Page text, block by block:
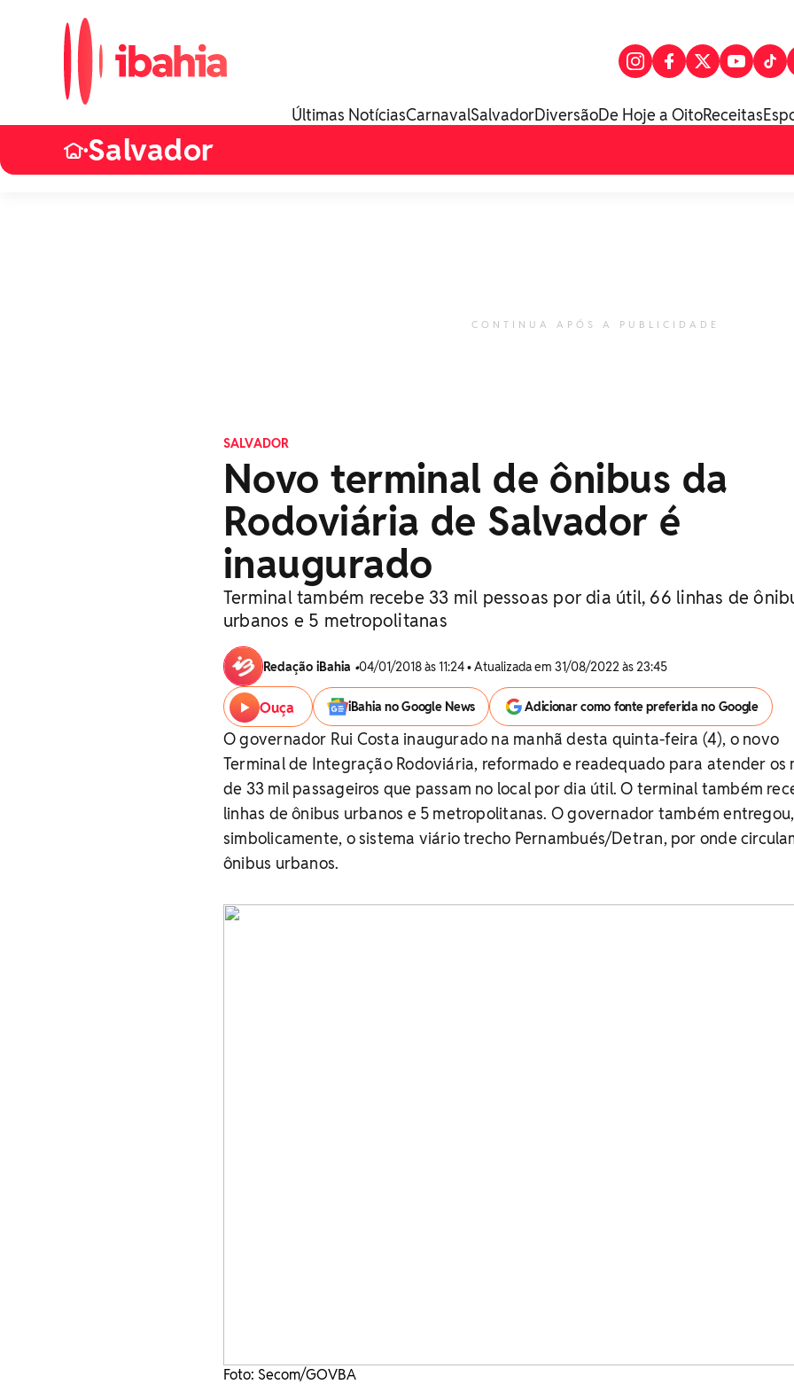
Últimas NotíciasCarnavalSalvadorDiversãoDe Hoje a OitoReceitas
•Salvador
CONTINUA APÓS A PUBLICIDADE
SALVADOR
Novo terminal de ônibus da
Rodoviária de Salvador é
inaugurado
Terminal também recebe 33 mil pessoas por dia útil, 66 linhas de
urbanos e 5 metropolitanas
Redação iBahia •04/01/2018 às 11:24 • Atualizada em 31/08/2022 às 23:45
Ouça iBahia no Google News Adicionar como fonte preferida no Google
O governador Rui Costa inaugurado na manhã desta quinta-feira (4), o novo
Terminal de Integração Rodoviária, reformado e readequado para atender os
de 33 mil passageiros que passam no local por dia útil. O terminal também
linhas de ônibus urbanos e 5 metropolitanas. O governador também entregou,
simbolicamente, o sistema viário trecho Pernambués/Detran, por onde
ônibus urbanos.
Foto: Secom/GOVBA